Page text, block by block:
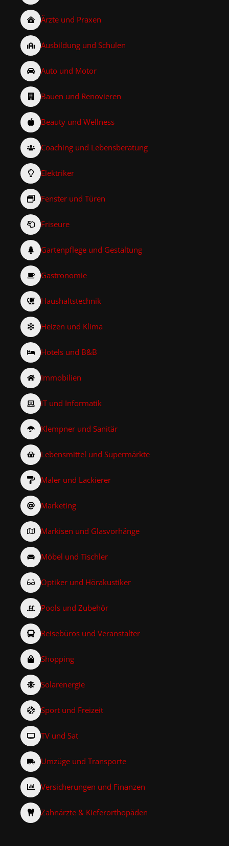
Ärzte und Praxen
Ausbildung und Schulen
Auto und Motor
Bauen und Renovieren
Beauty und Wellness
Coaching und Lebensberatung
Elektriker
Fenster und Türen
Friseure
Gartenpflege und Gestaltung
Gastronomie
Haushaltstechnik
Heizen und Klima
Hotels und B&B
Immobilien
IT und Informatik
Klempner und Sanitär
Lebensmittel und Supermärkte
Maler und Lackierer
Marketing
Markisen und Glasvorhänge
Möbel und Tischler
Optiker und Hörakustiker
Pools und Zubehör
Reisebüros und Veranstalter
Shopping
Solarenergie
Sport und Freizeit
TV und Sat
Umzüge und Transporte
Versicherungen und Finanzen
Zahnärzte & Kieferorthopäden